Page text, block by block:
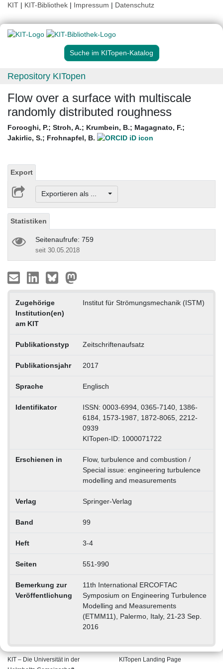
KIT | KIT-Bibliothek | Impressum | Datenschutz
Suche im KITopen-Katalog
Repository KITopen
Flow over a surface with multiscale
randomly distributed roughness
Forooghi, P.; Stroh, A.; Krumbein, B.; Magagnato, F.;
Jakirlic, S.; Frohnapfel, B.
Export
Exportieren als ...
Statistiken
Seitenaufrufe: 759
seit 30.05.2018
Zugehörige
Institution(en)
am KIT
Institut für Strömungsmechanik (ISTM)
Publikationstyp Zeitschriftenaufsatz
Publikationsjahr 2017
Sprache Englisch
Identifikator
ISSN: 0003-6994, 0365-7140, 1386-
6184, 1573-1987, 1872-8065, 2212-
0939
KITopen-ID: 1000071722
Erschienen in
Flow, turbulence and combustion /
Special issue: engineering turbulence
modelling and measurements
Verlag Springer-Verlag
Band 99
Heft 3-4
Seiten 551-990
Bemerkung zur
Veröffentlichung
11th International ERCOFTAC
Symposium on Engineering Turbulence
Modelling and Measurements
(ETMM11), Palermo, Italy, 21-23 Sep.
2016
KIT – Die Universität in der
KITopen Landing Page